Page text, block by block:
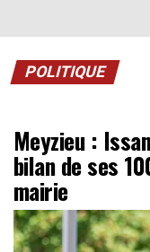
POLITIQUE
Meyzieu :
bilan de ses
mairie